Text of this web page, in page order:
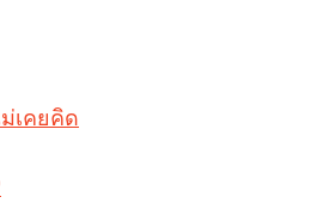
เคยคิด